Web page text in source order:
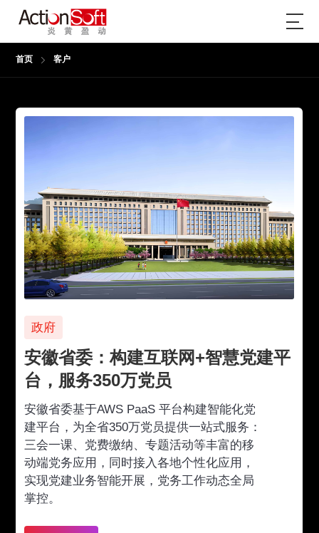
首页 客户
政府
安徽省委：构建互联网+智慧党建平
台，服务350万党员
安徽省委基于AWS PaaS 平台构建智能化党
建平台，为全省350万党员提供一站式服务：
三会一课、党费缴纳、专题活动等丰富的移
动端党务应用，同时接入各地个性化应用，
实现党建业务智能开展，党务工作动态全局
掌控。